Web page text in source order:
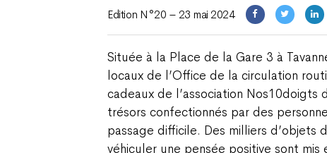
Edition N°20 – 23 mai 2024
Située à la Place de la Gare 3 à
locaux de l’Office de la circulation
cadeaux de l’association Nos10doigts
trésors confectionnés par des
passage difficile. Des milliers d’objets
véhiculer une pensée positive sont mis